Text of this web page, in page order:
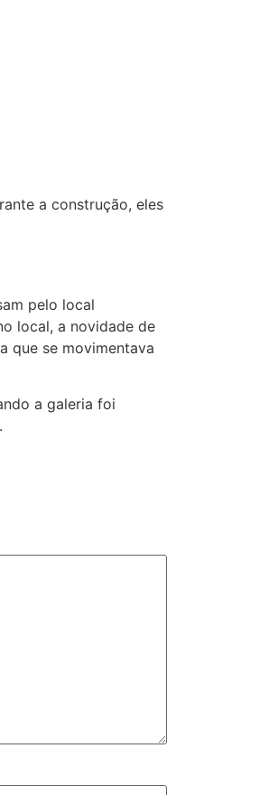
a construção, eles
pelo local
local, a novidade de
que se movimentava
a galeria foi